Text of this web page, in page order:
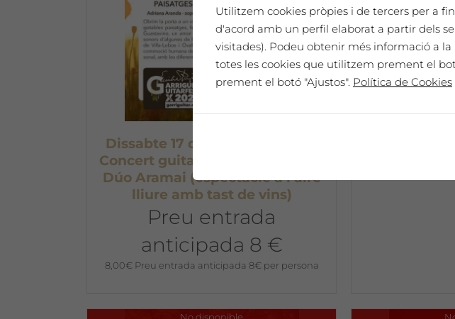
Dissabte 17 de juliol a les 7pm:
Concert guitarra clàsica i veu de
Dúo Aramai (espectacle a l’aire
lliure amb tast de vins)
Preu entrada
anticipada 8 €
8,00€ Preu entrada anticipada 8€ per persona
Dissabte
Sopar i
Preu
Utilitzem cookies pròpies i de tercers per a
d'acord amb un perfil elaborat a partir dels
visitades). Podeu obtenir més informació a
totes les cookies que utilitzem prement el
prement el botó "Ajustos". Política de Cookies